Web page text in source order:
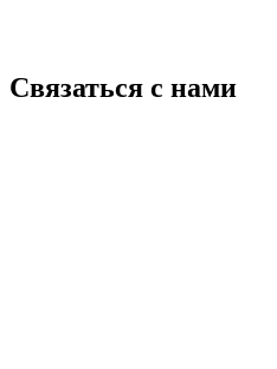
Связаться с нами